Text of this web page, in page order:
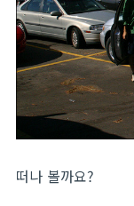
떠나 볼까요?